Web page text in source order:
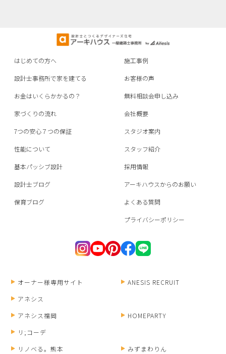
はじめての方へ
設計士事務所で家を建てる
お金はいくらかかるの？
家づくりの流れ
7つの安心７つの保証
性能について
基本パッシブ設計
設計士ブログ
保育ブログ
施工事例
お客様の声
無料相談会申し込み
会社概要
スタジオ案内
スタッフ紹介
採用情報
アーキハウスからのお願い
よくある質問
プライバシーポリシー
オーナー様専用サイト
ANESIS RECRUIT
アネシス
アネシス福岡
HOMEPARTY
リ;コーデ
リノベる。熊本
みずまわりん